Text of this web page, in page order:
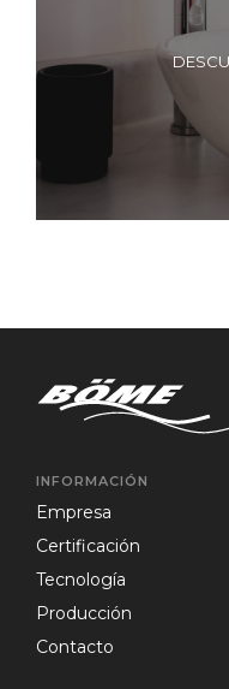
INFORMACIÓN
empresa
certificación
tecnología
producción
contacto